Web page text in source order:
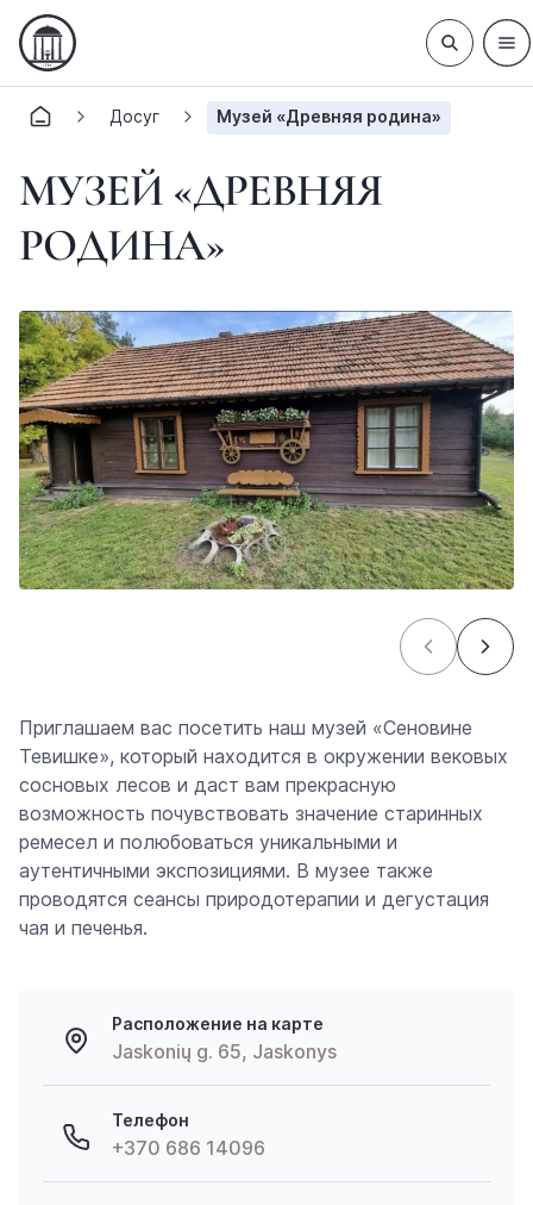
Досуг Музей «Древняя родина»
МУЗЕЙ «ДРЕВНЯЯ
РОДИНА»
Приглашаем вас посетить наш музей «Сеновине
Тевишке», который находится в окружении вековых
сосновых лесов и даст вам прекрасную
возможность почувствовать значение старинных
ремесел и полюбоваться уникальными и
аутентичными экспозициями. В музее также
проводятся сеансы природотерапии и дегустация
чая и печенья.
Расположение на карте
Jaskonių g. 65, Jaskonys
Телефон
+370 686 14096